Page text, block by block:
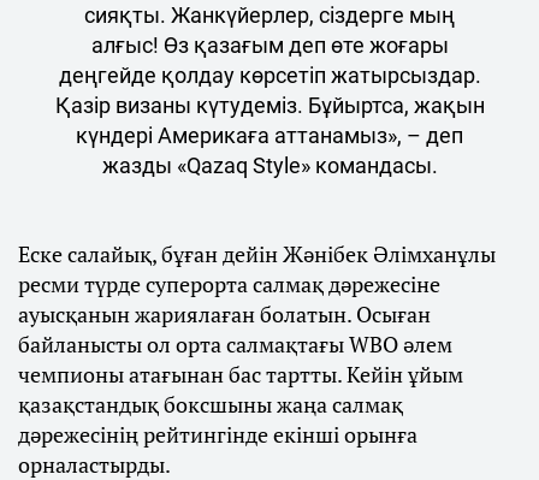
сияқты. Жанкүйерлер, сіздерге мың
алғыс! Өз қазағым деп өте жоғары
деңгейде қолдау көрсетіп жатырсыздар.
Қазір визаны күтудеміз. Бұйыртса, жақын
күндері Америкаға аттанамыз», – деп
жазды «Qazaq Style» командасы.
Еске салайық, бұған дейін Жәнібек Әлімханұлы
ресми түрде суперорта салмақ дәрежесіне
ауысқанын жариялаған болатын. Осыған
байланысты ол орта салмақтағы WBO әлем
чемпионы атағынан бас тартты. Кейін ұйым
қазақстандық боксшыны жаңа салмақ
дәрежесінің рейтингінде екінші орынға
орналастырды.